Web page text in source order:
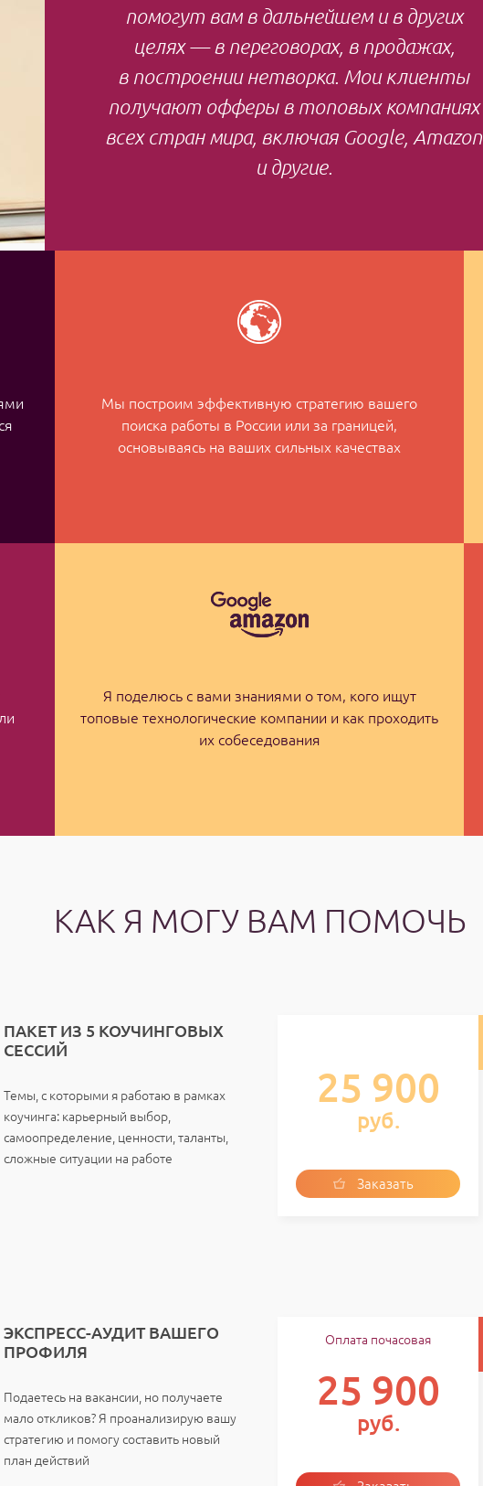
помогут вам в дальнейшем и в других
целях — в переговорах, в продажах,
в построении нетворка. Мои клиенты
получают офферы в топовых компаниях
всех стран мира, включая Google, Amazon
и другие.
Мы построим эффективную стратегию вашего
поиска работы в России или за границей,
основываясь на ваших сильных качествах
Я поделюсь с вами знаниями о том, кого ищут
топовые технологические компании и как проходить
их собеседования
КАК Я МОГУ ВАМ ПОМОЧЬ
ПАКЕТ ИЗ 5 КОУЧИНГОВЫХ
СЕССИЙ
Темы, с которыми я работаю в рамках
коучинга: карьерный выбор,
самоопределение, ценности, таланты,
сложные ситуации на работе
25 900
руб.
ЭКСПРЕСС-АУДИТ ВАШЕГО
ПРОФИЛЯ
Подаетесь на вакансии, но получаете
мало откликов? Я проанализирую вашу
стратегию и помогу составить новый
план действий
Оплата почасовая
25 900
руб.